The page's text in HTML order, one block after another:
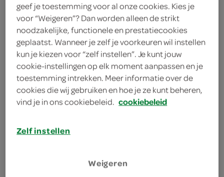
Minimale houdbaarheid 37 dagen
Veelzijdig inzetbaar broodje
G'woon een lekker wit broodje op elk momentBent
ontbijt of lunch? Ontdek dan de witte pistolets van
geef je toestemming voor al onze cookies. Kies je
voor “Weigeren”? Dan worden alleen de strikt
noodzakelijke, functionele en prestatiecookies
geplaatst. Wanneer je zelf je voorkeuren wil instellen
kun je kiezen voor “zelf instellen”. Je kunt jouw
cookie-instellingen op elk moment aanpassen en je
toestemming intrekken. Meer informatie over de
cookies die wij gebruiken en hoe je ze kunt beheren,
vind je in ons cookiebeleid. cookiebeleid
Zelf instellen
Weigeren